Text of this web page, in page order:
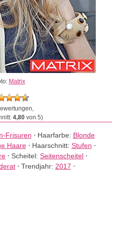
Matrix
4,80von 5)
Frisuren ⋅ Haarfarbe: Blonde
Haare⋅ Haarschnitt: Stufen ⋅
⋅ Scheitel: Seitenscheitel ⋅
⋅ Trendjahr: 2017 ⋅